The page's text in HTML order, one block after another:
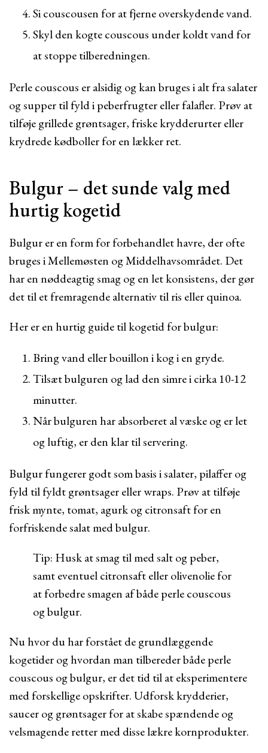
Si couscousen for at fjerne overskydende vand.
Skyl den kogte couscous under koldt vand for
at stoppe tilberedningen.
Perle couscous er alsidig og kan bruges i alt fra salater
og supper til fyld i peberfrugter eller falafler. Prøv at
tilføje grillede grøntsager, friske krydderurter eller
krydrede kødboller for en lækker ret.
Bulgur – det sunde valg med
hurtig kogetid
Bulgur er en form for forbehandlet havre, der ofte
bruges i Mellemøsten og Middelhavsområdet. Det
har en nøddeagtig smag og en let konsistens, der gør
det til et fremragende alternativ til ris eller quinoa.
Her er en hurtig guide til kogetid for bulgur:
Bring vand eller bouillon i kog i en gryde.
Tilsæt bulguren og lad den simre i cirka 10-12
minutter.
Når bulguren har absorberet al væske og er let
og luftig, er den klar til servering.
Bulgur fungerer godt som basis i salater, pilaffer og
fyld til fyldt grøntsager eller wraps. Prøv at tilføje
frisk mynte, tomat, agurk og citronsaft for en
forfriskende salat med bulgur.
Tip: Husk at smag til med salt og peber,
samt eventuel citronsaft eller olivenolie for
at forbedre smagen af både perle couscous
og bulgur.
Nu hvor du har forstået de grundlæggende
kogetider og hvordan man tilbereder både perle
couscous og bulgur, er det tid til at eksperimentere
med forskellige opskrifter. Udforsk krydderier,
saucer og grøntsager for at skabe spændende og
velsmagende retter med disse lækre kornprodukter.